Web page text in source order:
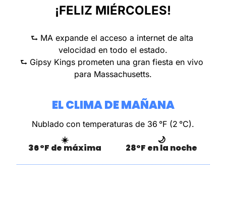
¡FELIZ MIÉRCOLES!
⮑ MA expande el acceso a internet de alta
velocidad en todo el estado.
⮑ Gipsy Kings prometen una gran fiesta en vivo
para Massachusetts.
EL CLIMA DE MAÑANA
Nublado con temperaturas de 36 °F (2 °C).
☀️
36 °F de máxima
🌙
28°F en la noche